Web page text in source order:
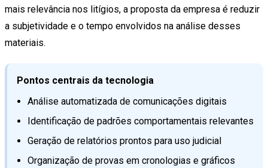
mais relevância nos litígios, a proposta da empresa é reduzir
a subjetividade e o tempo envolvidos na análise desses
materiais.
Pontos centrais da tecnologia
Análise automatizada de comunicações digitais
Identificação de padrões comportamentais relevantes
Geração de relatórios prontos para uso judicial
Organização de provas em cronologias e gráficos